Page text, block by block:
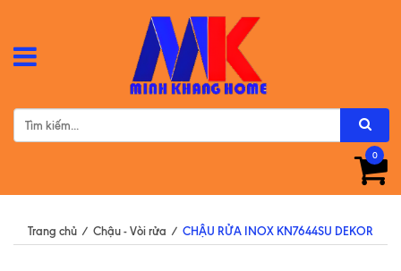
0
Trang chủ / Chậu - Vòi rửa / CHẬU RỬA INOX KN7644SU DEKOR